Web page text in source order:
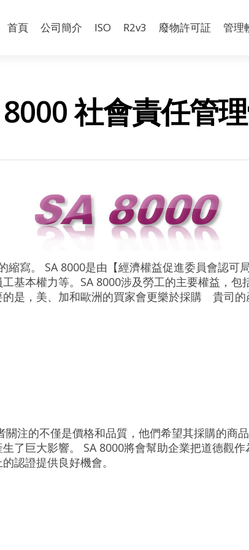
首頁 公司簡介 ISO R2v3 廢物許可証 管理
8000 社會責任管
寫。 SA 8000是由【經濟權益促進委員會認可
基本權力等。SA 8000涉及勞工的主要權益，
是，美、加和歐洲的買家會更樂於採購 貴司的
關注的不僅是價格和品質，他們希望其採購的商
了巨大影響。 SA 8000將會幫助企業把道德觀
認證提供良好機會。